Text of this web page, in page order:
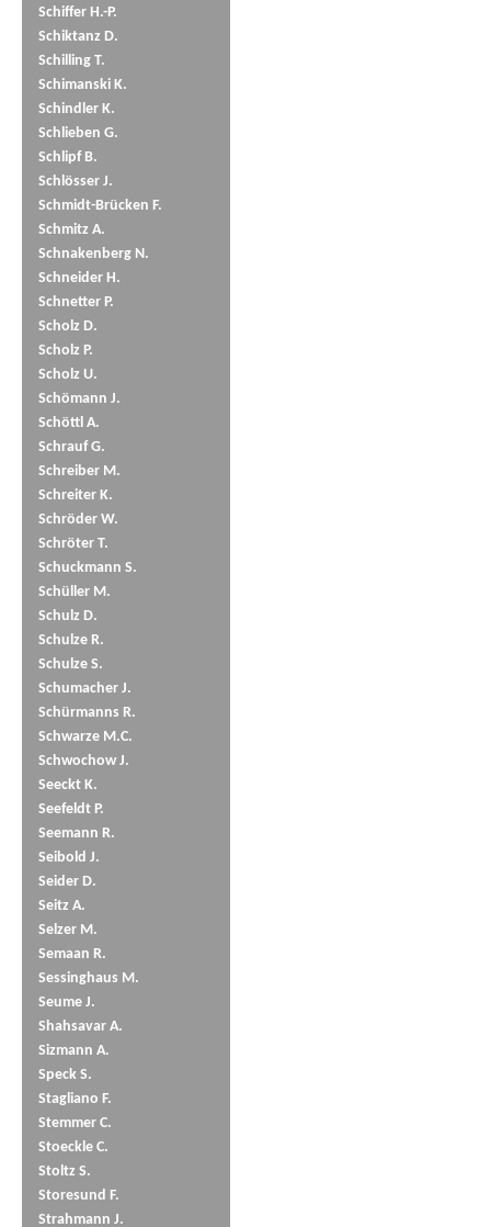
Schiffer H.-P.
Schiktanz D.
Schilling T.
Schimanski K.
Schindler K.
Schlieben G.
Schlipf B.
Schlösser J.
Schmidt-Brücken F.
Schmitz A.
Schnakenberg N.
Schneider H.
Schnetter P.
Scholz D.
Scholz P.
Scholz U.
Schömann J.
Schöttl A.
Schrauf G.
Schreiber M.
Schreiter K.
Schröder W.
Schröter T.
Schuckmann S.
Schüller M.
Schulz D.
Schulze R.
Schulze S.
Schumacher J.
Schürmanns R.
Schwarze M.C.
Schwochow J.
Seeckt K.
Seefeldt P.
Seemann R.
Seibold J.
Seider D.
Seitz A.
Selzer M.
Semaan R.
Sessinghaus M.
Seume J.
Shahsavar A.
Sizmann A.
Speck S.
Stagliano F.
Stemmer C.
Stoeckle C.
Stoltz S.
Storesund F.
Strahmann J.